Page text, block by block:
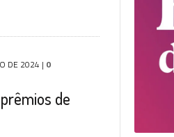
DE 2024 | 0
de